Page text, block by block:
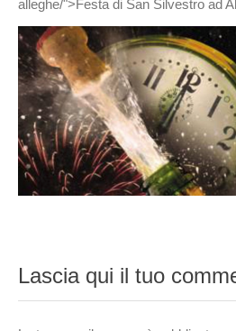
alleghe/">Festa di San Silvestro ad
Lascia qui il tuo